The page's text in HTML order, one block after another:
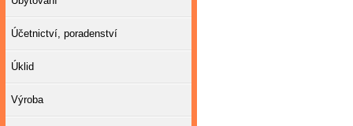
Účetnictví, poradenství
Úklid
Výroba